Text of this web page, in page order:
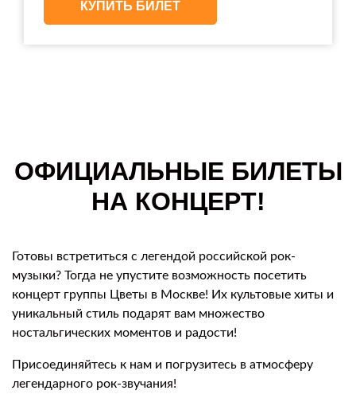
КУПИТЬ БИЛЕТ
ОФИЦИАЛЬНЫЕ БИЛЕТЫ
НА КОНЦЕРТ!
Готовы встретиться с легендой российской рок-
музыки? Тогда не упустите возможность посетить
концерт группы Цветы в Москве! Их культовые хиты и
уникальный стиль подарят вам множество
ностальгических моментов и радости!
Присоединяйтесь к нам и погрузитесь в атмосферу
легендарного рок-звучания!